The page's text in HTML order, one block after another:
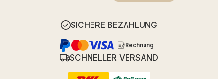
SICHERE BEZAHLUNG
Rechnung
SCHNELLER VERSAND